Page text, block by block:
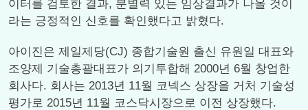
이터를 검토한 결과, 분별력 있는 임상결과가 나올 것이
라는 긍정적인 신호를 확인했다고 밝혔다.
아이진은 제일제당(CJ) 종합기술원 출신 유원일 대표와
조양제 기술총괄대표가 의기투합해 2000년 6월 창업한
회사다. 회사는 2013년 11월 코넥스 상장을 거처 기술성
평가로 2015년 11월 코스닥시장으로 이전 상장했다.